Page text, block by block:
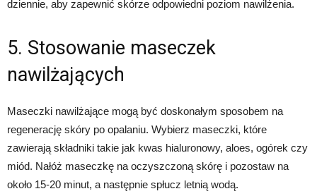
dziennie, aby zapewnić skórze odpowiedni poziom nawilżenia.
5. Stosowanie maseczek
nawilżających
Maseczki nawilżające mogą być doskonałym sposobem na
regenerację skóry po opalaniu. Wybierz maseczki, które
zawierają składniki takie jak kwas hialuronowy, aloes, ogórek czy
miód. Nałóż maseczkę na oczyszczoną skórę i pozostaw na
około 15-20 minut, a następnie spłucz letnią wodą.